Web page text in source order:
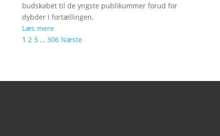
budskabet til de yngste publikummer forud for
dybder i fortællingen.
Læs mere
1 2 3 … 306 Næste